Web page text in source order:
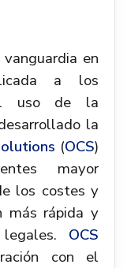
en
a los
uso de la
la
(OCS)
mayor
los costes y
más rápida y
OCS
con el